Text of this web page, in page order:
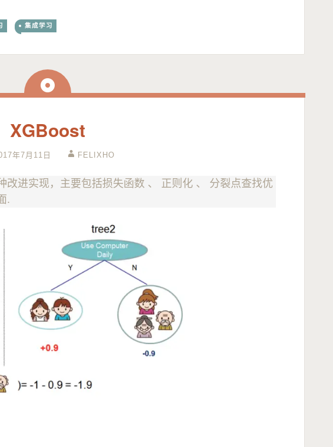
集成学习
日
XGBoost
年7月11日 FELIXHO
改进实现，主要包括损失函数 、 正则化 、 分裂点查找优
.